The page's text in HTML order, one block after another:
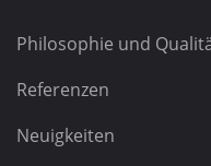
Philosophie und
Referenzen
Neuigkeiten